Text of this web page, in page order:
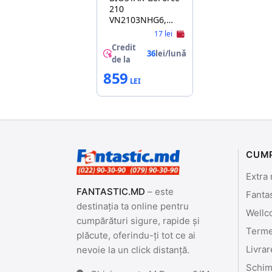
210
VN2103NHG6,
1GB GDDR3 64bit
VGA DVI HDMI
17 lei
Credit
de la
36lei/lună
859
FANTASTIC.MD – este
destinația ta online pentru
cumpărături sigure, rapide și
plăcute, oferindu-ți tot ce ai
nevoie la un click distanță.
Extra